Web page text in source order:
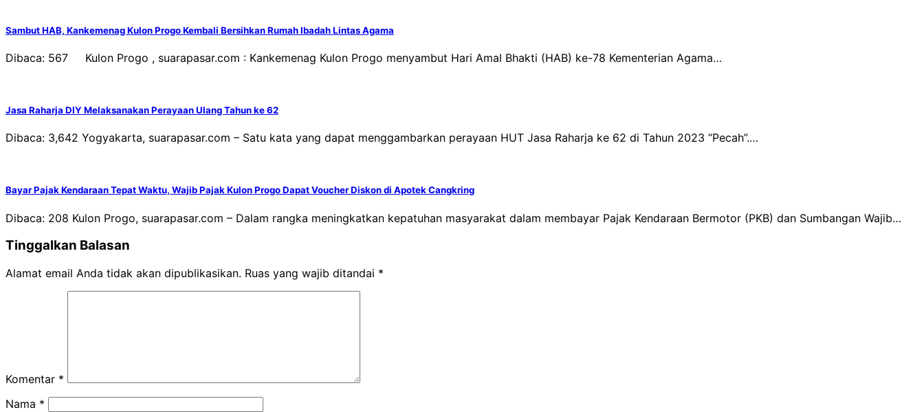
Sambut HAB, Kankemenag Kulon Progo Kembali Bersihkan Rumah Ibadah Lintas Agama
Dibaca: 567 Kulon Progo , suarapasar.com : Kankemenag Kulon Progo menyambut Hari Amal Bhakti (HAB) ke-78 Kementerian Agama…
Jasa Raharja DIY Melaksanakan Perayaan Ulang Tahun ke 62
Dibaca: 3,642 Yogyakarta, suarapasar.com – Satu kata yang dapat menggambarkan perayaan HUT Jasa Raharja ke 62 di Tahun 2023 “Pecah”.…
Bayar Pajak Kendaraan Tepat Waktu, Wajib Pajak Kulon Progo Dapat Voucher Diskon di Apotek Cangkring
Dibaca: 208 Kulon Progo, suarapasar.com – Dalam rangka meningkatkan kepatuhan masyarakat dalam membayar Pajak Kendaraan Bermotor (PKB) dan Sumbangan Wajib…
Tinggalkan Balasan
Alamat email Anda tidak akan dipublikasikan. Ruas yang wajib ditandai *
Komentar *
Nama *